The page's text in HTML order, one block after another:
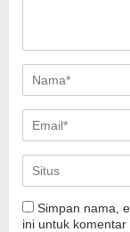
Simpan nama,
ini untuk komentar